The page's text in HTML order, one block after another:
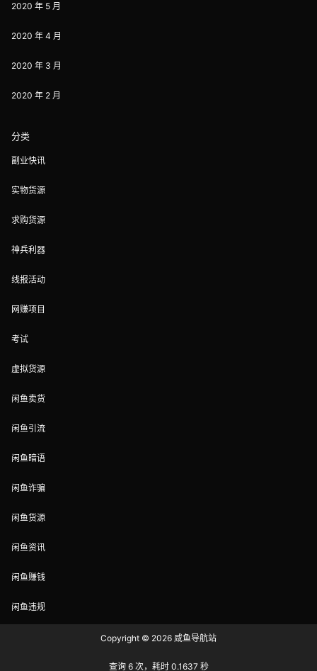
2020 年 5 月
2020 年 4 月
2020 年 3 月
2020 年 2 月
分类
副业快讯
实物货源
求购货源
神兵利器
线报活动
网赚项目
考试
虚拟货源
闲鱼卖货
闲鱼引流
闲鱼暗语
闲鱼诈骗
闲鱼货源
闲鱼资讯
闲鱼赚钱
闲鱼违规
Copyright © 2026 咸鱼导航站
查询 6 次，耗时 0.1637 秒